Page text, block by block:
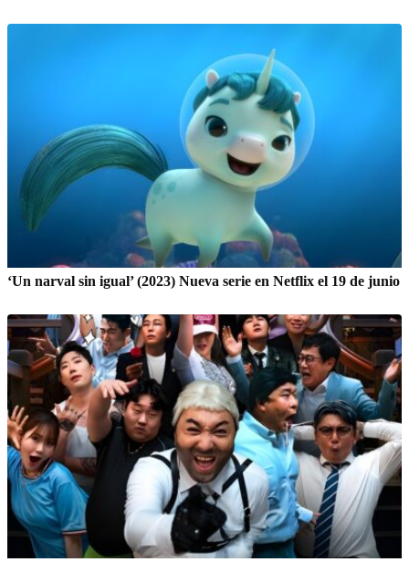
‘Un narval sin igual’ (2023) Nueva serie en Netflix el 19 de junio